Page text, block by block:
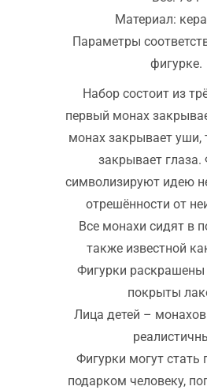
Материал:
Параметры
фигурке.
Набор состоит из
первый монах
монах закрывает уши,
закрывает глаза.
символизируют идею
отрешённости от
Все монахи сидят в
также известной
Фигурки
покрыты
Лица детей –
Фигурки могут стать
подарком человеку,